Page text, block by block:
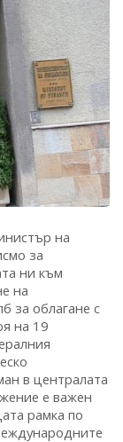
на
за
ни към
на
за облагане с
на 19
в централата
е важен
рамка по